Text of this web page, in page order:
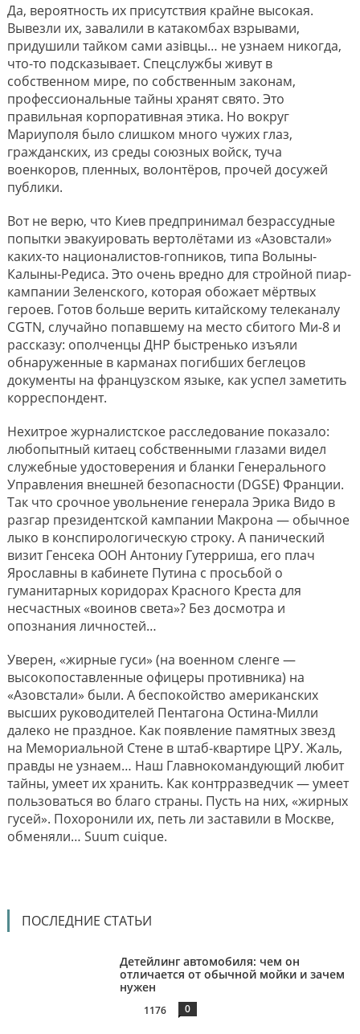
Да, вероятность их присутствия крайне высокая.
Вывезли их, завалили в катакомбах взрывами,
придушили тайком сами азiвцы… не узнаем никогда,
что-то подсказывает. Спецслужбы живут в
собственном мире, по собственным законам,
профессиональные тайны хранят свято. Это
правильная корпоративная этика. Но вокруг
Мариуполя было слишком много чужих глаз,
гражданских, из среды союзных войск, туча
военкоров, пленных, волонтёров, прочей досужей
публики.
Вот не верю, что Киев предпринимал безрассудные
попытки эвакуировать вертолётами из «Азовстали»
каких-то националистов-гопников, типа Волыны-
Калыны-Редиса. Это очень вредно для стройной пиар-
кампании Зеленского, которая обожает мёртвых
героев. Готов больше верить китайскому телеканалу
CGTN, случайно попавшему на место сбитого Ми-8 и
рассказу: ополченцы ДНР быстренько изъяли
обнаруженные в карманах погибших беглецов
документы на французском языке, как успел заметить
корреспондент.
Нехитрое журналистское расследование показало:
любопытный китаец собственными глазами видел
служебные удостоверения и бланки Генерального
Управления внешней безопасности (DGSE) Франции.
Так что срочное увольнение генерала Эрика Видо в
разгар президентской кампании Макрона — обычное
лыко в конспирологическую строку. А панический
визит Генсека ООН Антониу Гутерриша, его плач
Ярославны в кабинете Путина с просьбой о
гуманитарных коридорах Красного Креста для
несчастных «воинов света»? Без досмотра и
опознания личностей…
Уверен, «жирные гуси» (на военном сленге —
высокопоставленные офицеры противника) на
«Азовстали» были. А беспокойство американских
высших руководителей Пентагона Остина-Милли
далеко не праздное. Как появление памятных звезд
на Мемориальной Стене в штаб-квартире ЦРУ. Жаль,
правды не узнаем… Наш Главнокомандующий любит
тайны, умеет их хранить. Как контрразведчик — умеет
пользоваться во благо страны. Пусть на них, «жирных
гусей». Похоронили их, петь ли заставили в Москве,
обменяли… Suum cuique.
ПОСЛЕДНИЕ СТАТЬИ
Детейлинг автомобиля: чем он
отличается от обычной мойки и зачем
нужен
1176 0